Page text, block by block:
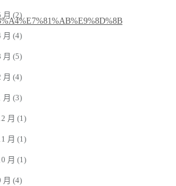
月 (2)
月 (4)
月 (5)
月 (4)
月 (3)
月 (1)
月 (1)
月 (1)
月 (4)